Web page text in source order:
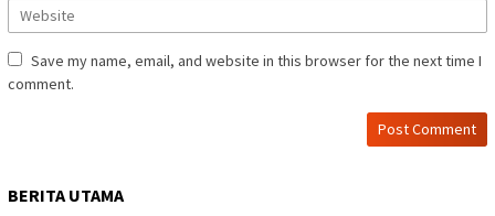
Save my name, email, and website in this browser for the next time I
comment.
BERITA UTAMA